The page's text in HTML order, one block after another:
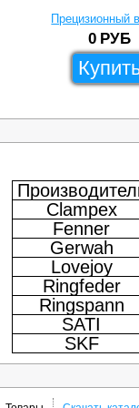
Прецизионный
0 РУБ
Clampex
Fenner
Gerwah
Lovejoy
Ringfeder
Ringspann
SATI
SKF